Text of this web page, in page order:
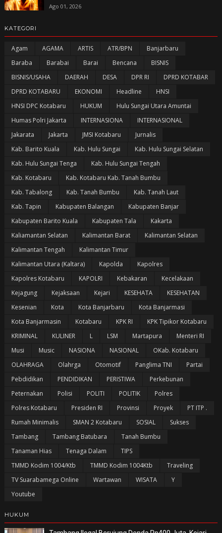
Ago 01, 2026
KATEGORI
Agam AGAMA ARTIS ATR/BPN
Banjarbaru
Baraba
Barabai Barai Bencana
BISNIS
BISNIS/USAHA
DAERAH DESA DPR RI
DPRD KOTABAR
DPRD KOTABARU
EKONOMI Headline
HNSI
HNSI DPC Kotabaru
HUKUM
Hulu Sungai Utara Amuntai
Humas Polri Jakarta
INTERNASIONA
INTERNASIONAL
Jakarata
Jakarta JMSI Kotabaru
Jurnalis
Kab. Barito Kuala
Kab. Hulu Sungai
Kab. Hulu Sungai Selatan
Kab. Hulu Sungai Tenga
Kab. Hulu Sungai Tengah
Kab. Kotabaru
Kab. Kotabaru Kab. Tanah Bumbu
Kab. Tabalong
Kab. Tanah Bumbu
Kab. Tanah Laut
Kab. Tapin
Kabupaten Balangan
Kabupaten Banjar
Kabupaten Barito Kuala
Kabupaten Tala
Kakarta
Kaliamantan Selatan
Kalimantan Barat
Kalimantan Selatan
Kalimantan Tengah
Kalimantan Timur
Kalimantan Utara (Kaltara)
Kapolda
Kapolres
Kapolres Kotabaru
KAPOLRI Kebakaran
Kecelakaan
Kejagung
Kejaksaan Kejari KESEHATA
KESEHATAN
Kesenian
Kota Kota Banjarbaru
Kota Banjarmasi
Kota Banjarmasin
Kotabaru KPK RI
KPK Tipikor Kotabaru
KRIMINAL
KULINER L LSM Martapura
Menteri RI
Musi
Music NASIONA NASIONAL
OKab. Kotabaru
OLAHRAGA
Olahrga Otomotif Panglima TNI
Partai
Pebdidikan
PENDIDIKAN PERISTIWA
Perkebunan
Peternakan
Polisi POLITI POLITIK
Polres
Polres Kotabaru
Presiden RI Provinsi Proyek
PT ITP .
Rumah Minimalis
SMAN 2 Kotabaru SOSIAL
Sukses
Tambang
Tambang Batubara
Tanah Bumbu
Tanaman Hias
Tenaga Dalam
TIPS
TMMD Kodim 1004/Ktb
TMMD Kodim 1004Ktb
Traveling
TV Suarabamega Online
Wartawan WISATA
Y
Youtube
HUKUM